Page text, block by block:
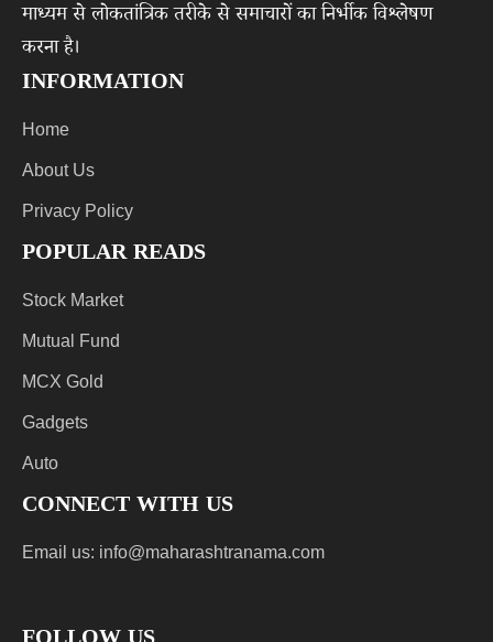
माध्यम से लोकतांत्रिक तरीके से समाचारों का निर्भीक विश्लेषण
करना है।
INFORMATION
Home
About Us
Privacy Policy
POPULAR READS
Stock Market
Mutual Fund
MCX Gold
Gadgets
Auto
CONNECT WITH US
Email us: info@maharashtranama.com